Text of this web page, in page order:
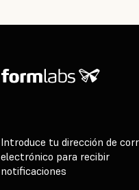
Introduce tu dirección de
electrónico para recibir
notificaciones